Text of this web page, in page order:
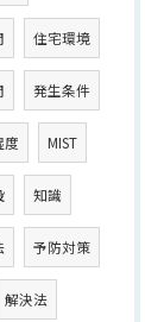
住宅環境
発生条件
度 MIST
知識
予防対策
解決法